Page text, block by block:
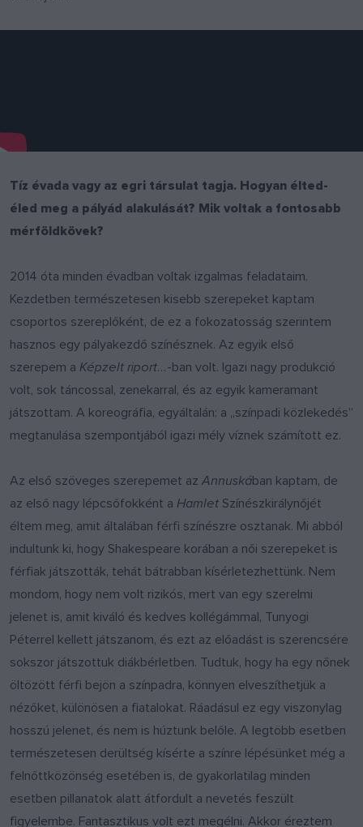
Tíz évada vagy az egri társulat tagja. Hogyan élted-
éled meg a pályád alakulását? Mik voltak a fontosabb
mérföldkövek?
2014 óta minden évadban voltak izgalmas feladataim.
Kezdetben természetesen kisebb szerepeket kaptam
csoportos szereplőként, de ez a fokozatosság szerintem
hasznos egy pályakezdő színésznek. Az egyik első
szerepem a Képzelt riport…-ban volt. Igazi nagy produkció
volt, sok táncossal, zenekarral, és az egyik kameramant
játszottam. A koreográfia, egyáltalán: a „színpadi közlekedés”
megtanulása szempontjából igazi mély víznek számított ez.
Az első szöveges szerepemet az Annuskában kaptam, de
az első nagy lépcsőfokként a Hamlet Színészkirálynőjét
éltem meg, amit általában férfi színészre osztanak. Mi abból
indultunk ki, hogy Shakespeare korában a női szerepeket is
férfiak játszották, tehát bátrabban kísérletezhettünk. Nem
mondom, hogy nem volt rizikós, mert van egy szerelmi
jelenet is, amit kiváló és kedves kollégámmal, Tunyogi
Péterrel kellett játszanom, és ezt az előadást is szerencsére
sokszor játszottuk diákbérletben. Tudtuk, hogy ha egy nőnek
öltözött férfi bejön a színpadra, könnyen elveszíthetjük a
nézőket, különösen a fiatalokat. Ráadásul ez egy viszonylag
hosszú jelenet, és nem is húztunk belőle. A legtöbb esetben
természetesen derültség kísérte a színre lépésünket még a
felnőttközönség esetében is, de gyakorlatilag minden
esetben pillanatok alatt átfordult a nevetés feszült
figyelembe. Fantasztikus volt ezt megélni. Akkor éreztem